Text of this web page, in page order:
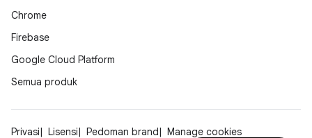
Chrome
Firebase
Google Cloud Platform
Semua produk
Privasi Lisensi Pedoman brand Manage cookies